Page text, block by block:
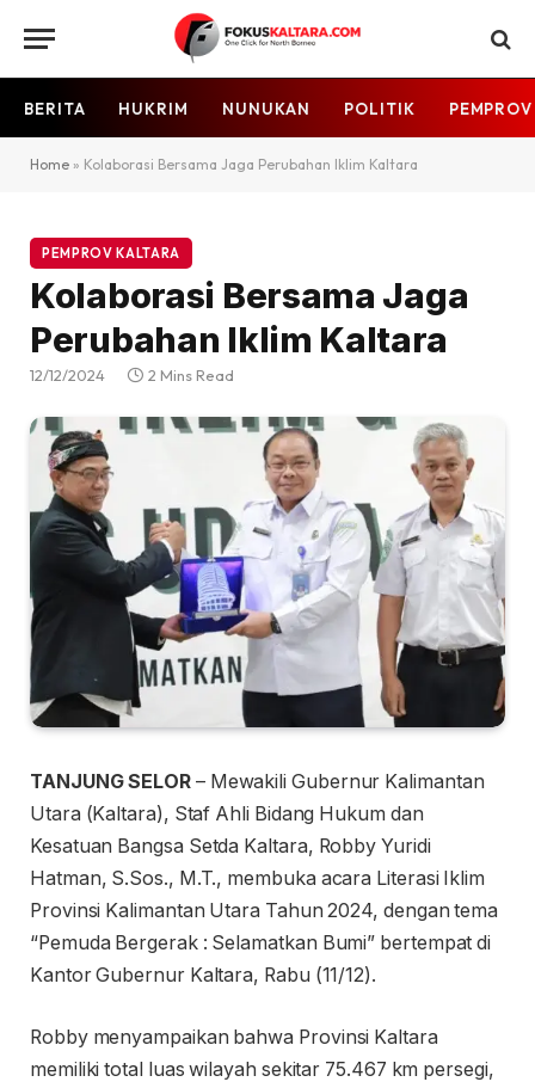
BERITA HUKRIM NUNUKAN POLITIK
Home » Kolaborasi Bersama Jaga Perubahan Iklim Kaltara
PEMPROV KALTARA
Kolaborasi Bersama Jaga
Perubahan Iklim Kaltara
12/12/2024 2 Mins Read
TANJUNG SELOR– Mewakili Gubernur Kalimantan
Utara (Kaltara), Staf Ahli Bidang Hukum dan
Kesatuan Bangsa Setda Kaltara, Robby Yuridi
Hatman, S.Sos., M.T., membuka acara Literasi Iklim
Provinsi Kalimantan Utara Tahun 2024, dengan tema
“Pemuda Bergerak : Selamatkan Bumi” bertempat di
Kantor Gubernur Kaltara, Rabu (11/12).
Robby menyampaikan bahwa Provinsi Kaltara
memiliki total luas wilayah sekitar 75.467 km persegi,